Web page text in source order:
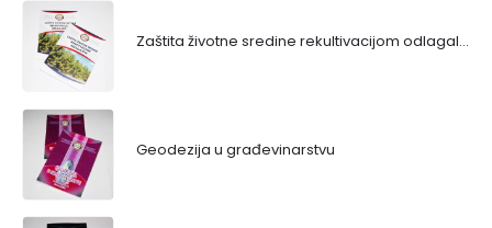
Zaštita životne sredine rekultivacijom odlagališta
Geodezija u građevinarstvu